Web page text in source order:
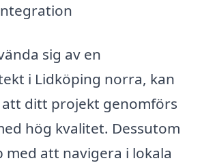
sig av en
i Lidköping norra, kan
att ditt projekt genomförs
hög kvalitet. Dessutom
med att navigera i lokala